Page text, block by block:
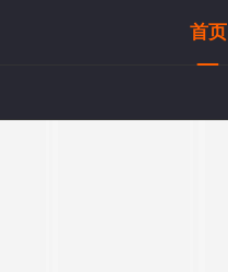
首页